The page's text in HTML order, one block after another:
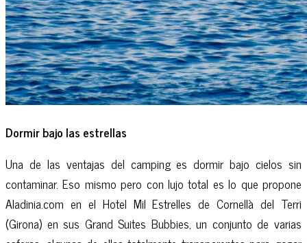
Dormir bajo las estrellas
Una de las ventajas del camping es dormir bajo cielos sin
contaminar. Eso mismo pero con lujo total es lo que propone
Aladinia.com en el Hotel Mil Estrelles de Cornellà del Terri
(Girona) en sus Grand Suites Bubbies, un conjunto de varias